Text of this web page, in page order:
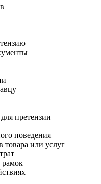
претензии
поведения
товара или услуг
рамок